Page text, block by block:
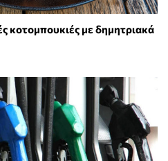
κοτομπουκιές με δημητριακά